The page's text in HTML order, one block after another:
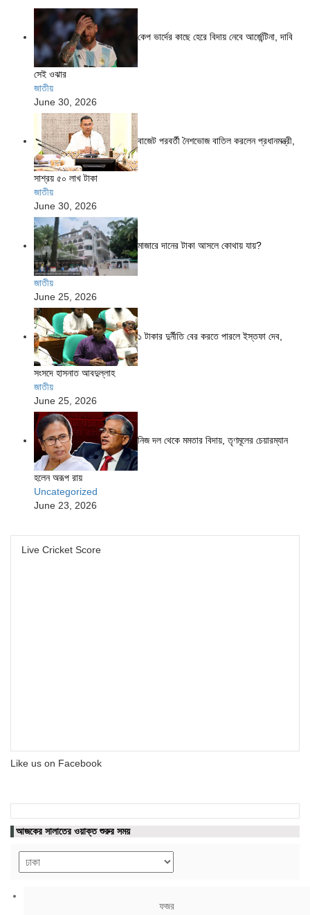
কেপ ভার্দের কাছে হেরে বিদায় নেবে আর্জেন্টিনা, দাবি
সেই ওঝার
জাতীয়
June 30, 2026
বাজেট পরবর্তী নৈশভোজ বাতিল করলেন প্রধানমন্ত্রী,
সাশ্রয় ৫০ লাখ টাকা
জাতীয়
June 30, 2026
মাজারে দানের টাকা আসলে কোথায় যায়?
জাতীয়
June 25, 2026
১ টাকার দুর্নীতি বের করতে পারলে ইস্তফা দেব,
সংসদে হাসনাত আবদুল্লাহ
জাতীয়
June 25, 2026
নিজ দল থেকে মমতার বিদায়, তৃণমূলের চেয়ারম্যান
হলেন অরূপ রায়
Uncategorized
June 23, 2026
Live Cricket Score
Like us on Facebook
আজকের সালাতের ওয়াক্ত শুরুর সময়
ফজর